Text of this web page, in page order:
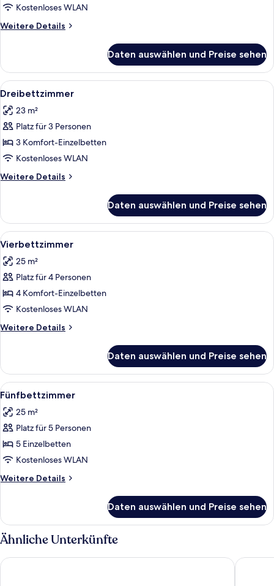
Kostenloses WLAN
Weitere Details
Weitere
Daten auswählen und Preise sehen
Alle
Fotos
für
Dreibettzimmer
anzeigen
Ein Hotelzimmer mit einem Bett,
9
Dreibettzimmer
23 m²
Platz für 3 Personen
3 Komfort-Einzelbetten
Kostenloses WLAN
Weitere Details
Weitere
Daten auswählen und Preise sehen
Alle
Fotos
für
Vierbettzimmer
anzeigen
Ein Hotelzimmer mit einem Bett,
9
Vierbettzimmer
25 m²
Platz für 4 Personen
4 Komfort-Einzelbetten
Kostenloses WLAN
Weitere Details
Weitere
Daten auswählen und Preise sehen
Alle
Fotos
für
Fünfbettzimmer
anzeigen
Ein Hotelzimmer mit einem Bett,
9
Fünfbettzimmer
25 m²
Platz für 5 Personen
5 Einzelbetten
Kostenloses WLAN
Weitere Details
Weitere
Daten auswählen und Preise sehen
Ähnliche Unterkünfte
B&B Hotel Lully 3 Lakes Hotel Le